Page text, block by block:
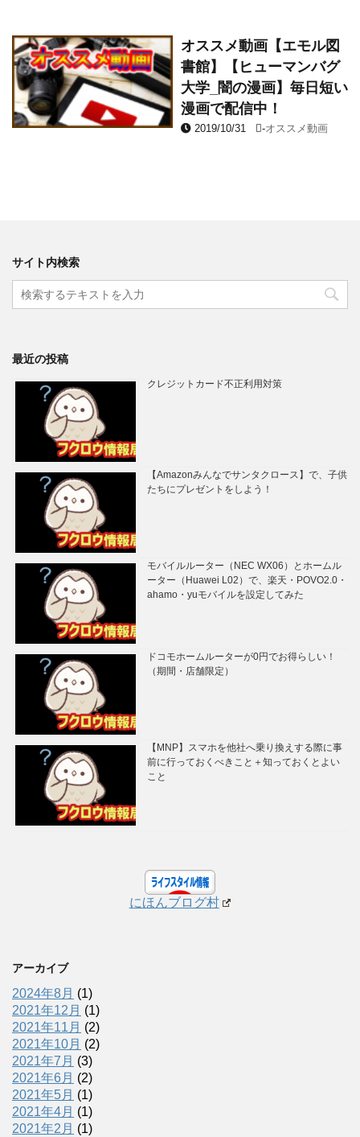
オススメ動画【エモル図
書館】【ヒューマンバグ
大学_闇の漫画】毎日短い
漫画で配信中！
2019/10/31 -オススメ動画
サイト内検索
最近の投稿
クレジットカード不正利用対策
【Amazonみんなでサンタクロース】で、子供
たちにプレゼントをしよう！
モバイルルーター（NEC WX06）とホームル
ーター（Huawei L02）で、楽天・POVO2.0・
ahamo・yuモバイルを設定してみた
ドコモホームルーターが0円でお得らしい！
（期間・店舗限定）
【MNP】スマホを他社へ乗り換えする際に事
前に行っておくべきこと＋知っておくとよい
こと
にほんブログ村
アーカイブ
2024年8月 (1)
2021年12月 (1)
2021年11月 (2)
2021年10月 (2)
2021年7月 (3)
2021年6月 (2)
2021年5月 (1)
2021年4月 (1)
2021年2月 (1)